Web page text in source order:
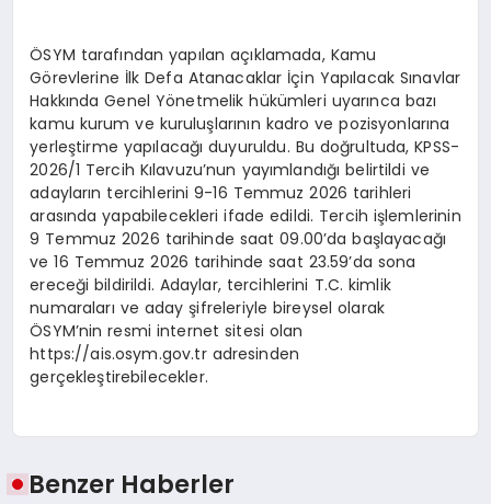
ÖSYM tarafından yapılan açıklamada, Kamu
Görevlerine İlk Defa Atanacaklar İçin Yapılacak Sınavlar
Hakkında Genel Yönetmelik hükümleri uyarınca bazı
kamu kurum ve kuruluşlarının kadro ve pozisyonlarına
yerleştirme yapılacağı duyuruldu. Bu doğrultuda, KPSS-
2026/1 Tercih Kılavuzu’nun yayımlandığı belirtildi ve
adayların tercihlerini 9-16 Temmuz 2026 tarihleri
arasında yapabilecekleri ifade edildi. Tercih işlemlerinin
9 Temmuz 2026 tarihinde saat 09.00’da başlayacağı
ve 16 Temmuz 2026 tarihinde saat 23.59’da sona
ereceği bildirildi. Adaylar, tercihlerini T.C. kimlik
numaraları ve aday şifreleriyle bireysel olarak
ÖSYM’nin resmi internet sitesi olan
https://ais.osym.gov.tr adresinden
gerçekleştirebilecekler.
Benzer Haberler